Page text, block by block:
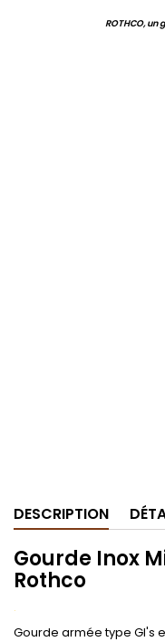
ROTHCO,
DESCRIPTION
Gourde Inox
Rothco
.
Gourde armée type GI's